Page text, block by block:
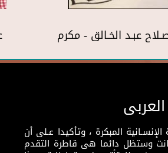
عبـد الخـالق - مكرم
المبكرة ، وتأكيدا عـلى أن
وستظل دائما هى قاطرة التقدم